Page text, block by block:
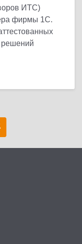
ИТС)
фирмы 1С.
решений